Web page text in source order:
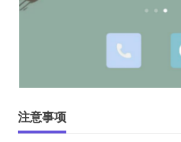
注意事项